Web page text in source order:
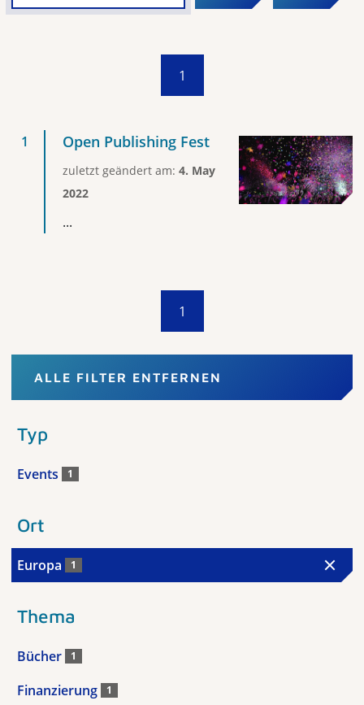
1
Open Publishing Fest
zuletzt geändert am: 4. May
2022
...
1
ALLE FILTER ENTFERNEN
Typ
Events 1
Ort
Europa 1
Thema
Bücher 1
Finanzierung 1